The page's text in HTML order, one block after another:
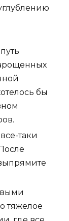
бы
таки
тяжелое